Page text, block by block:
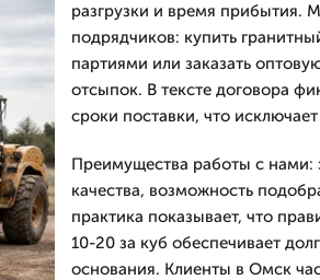
разгрузки и время прибытия.
подрядчиков: купить
партиями или заказать
отсыпок. В тексте договора
сроки поставки, что
Преимущества работы с нами:
качества, возможность
практика показывает, что
10-20 за куб обеспечивает
основания. Клиенты в Омск